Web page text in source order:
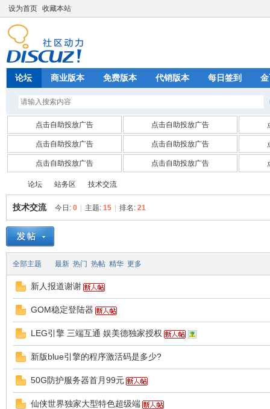
设为首页 收藏本站
论坛 商业版本 免费版本 代销版本 每日签到
点击自助投放广告 点击自助投放广告
点击自助投放广告 点击自助投放广告
点击自助投放广告 点击自助投放广告
»
论坛
›
站务区 技术交流
技术交流 今日: 0 主题: 15 排名: 21
全部主题 最新 热门 热帖 精华 更多
新人报道谢谢
GOM稳定登陆器
LEG引擎 三端互通 娱美德独家授权
新版blue引擎的程序激活码是多少?
50G防护服务器首月99元
仙侠世界独家大型特色超级端